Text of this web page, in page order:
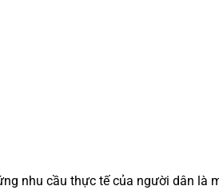
nhu cầu thực tế của người dân là